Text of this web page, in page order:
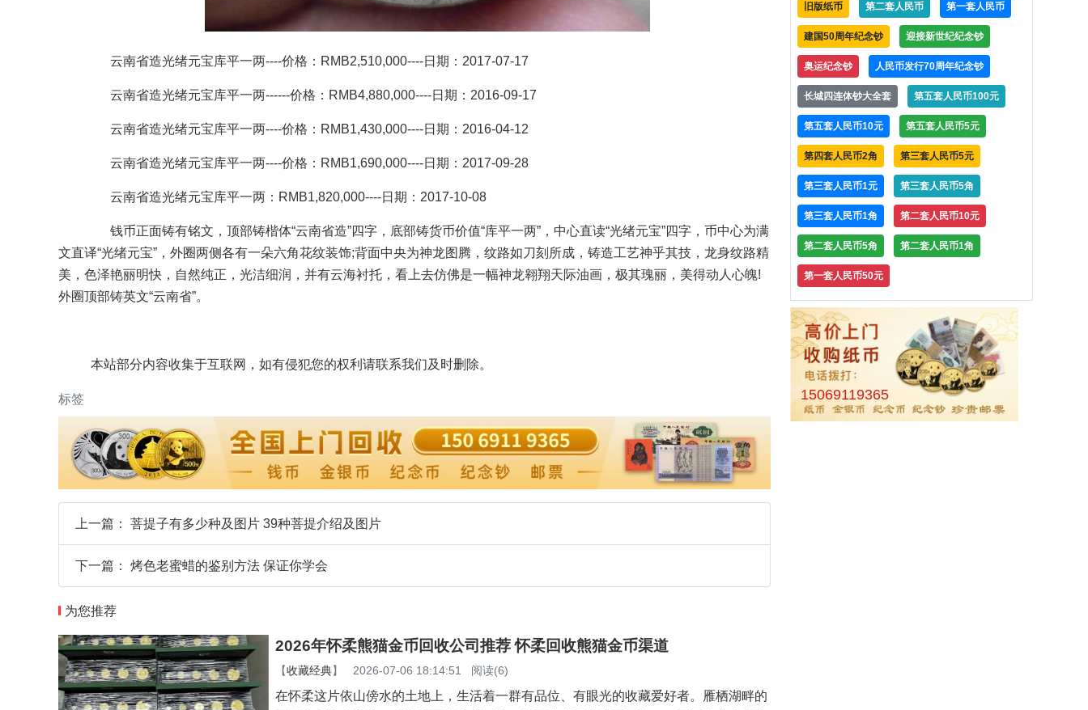
云南省造光绪元宝库平一两----价格：RMB2,510,000----日期：2017-07-17
云南省造光绪元宝库平一两------价格：RMB4,880,000----日期：2016-09-17
云南省造光绪元宝库平一两----价格：RMB1,430,000----日期：2016-04-12
云南省造光绪元宝库平一两----价格：RMB1,690,000----日期：2017-09-28
云南省造光绪元宝库平一两：RMB1,820,000----日期：2017-10-08
钱币正面铸有铭文，顶部铸楷体“云南省造”四字，底部铸货币价值“库平一两”，中心直读“光绪元宝”四字，币中心为满
文直译“光绪元宝”，外圈两侧各有一朵六角花纹装饰;背面中央为神龙图腾，纹路如刀刻所成，铸造工艺神乎其技，龙身纹路精
美，色泽艳丽明快，自然纯正，光洁细润，并有云海衬托，看上去仿佛是一幅神龙翱翔天际油画，极其瑰丽，美得动人心魄!
外圈顶部铸英文“云南省”。
本站部分内容收集于互联网，如有侵犯您的权利请联系我们及时删除。
标签
上一篇： 菩提子有多少种及图片 39种菩提介绍及图片
下一篇： 烤色老蜜蜡的鉴别方法 保证你学会
为您推荐
2026年怀柔熊猫金币回收公司推荐 怀柔回收熊猫金币渠道
【收藏经典】 2026-07-06 18:14:51 阅读(6)
在怀柔这片依山傍水的土地上，生活着一群有品位、有眼光的收藏爱好者。雁栖湖畔的
旧版纸币 第二套人民币 第一套人民币
建国50周年纪念钞 迎接新世纪纪念钞
奥运纪念钞 人民币发行70周年纪念钞
长城四连体钞大全套 第五套人民币100元
第五套人民币10元 第五套人民币5元
第四套人民币2角 第三套人民币5元
第三套人民币1元 第三套人民币5角
第三套人民币1角 第二套人民币10元
第二套人民币5角 第二套人民币1角
第一套人民币50元
15069119365